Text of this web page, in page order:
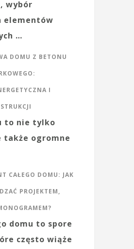
wybór
elementów
…
DOMU Z BETONU
I
to nie tylko
także ogromne
CAŁEGO DOMU: JAK
PROJEKTEM,
domu to spore
często wiąże